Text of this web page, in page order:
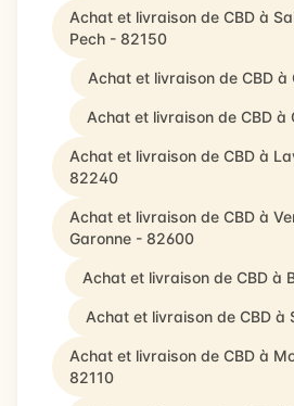
Achat et livraison de CBD à
Pech - 82150
Achat et livraison de CBD
Achat et livraison de CBD à
Achat et livraison de CBD à
82240
Achat et livraison de CBD à
Garonne - 82600
Achat et livraison de CBD à
Achat et livraison de CBD à
Achat et livraison de CBD à
82110